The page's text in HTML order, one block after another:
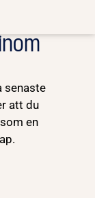
senaste
att du
en